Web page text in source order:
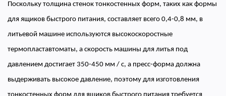
Поскольку толщина стенок тонкостенных форм, таких как формы
для ящиков быстрого питания, составляет всего 0,4-0,8 мм, в
литьевой машине используются высокоскоростные
термопластавтоматы, а скорость машины для литья под
давлением достигает 350-450 мм / с, а пресс-форма должна
выдерживать высокое давление, поэтому для изготовления